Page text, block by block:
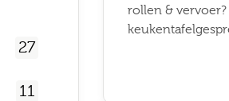
27
11
rollen &